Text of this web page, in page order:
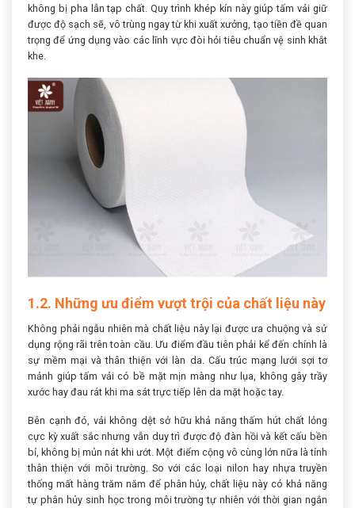
không bị pha lẫn tạp chất. Quy trình khép kín này giúp tấm vải giữ
được độ sạch sẽ, vô trùng ngay từ khi xuất xưởng, tạo tiền đề quan
trọng để ứng dụng vào các lĩnh vực đòi hỏi tiêu chuẩn vệ sinh khắt
khe.
1.2. Những ưu điểm vượt trội của chất liệu này
Không phải ngẫu nhiên mà chất liệu này lại được ưa chuộng và sử
dụng rộng rãi trên toàn cầu. Ưu điểm đầu tiên phải kể đến chính là
sự mềm mại và thân thiện với làn da. Cấu trúc mạng lưới sợi tơ
mảnh giúp tấm vải có bề mặt mịn màng như lụa, không gây trầy
xước hay đau rát khi ma sát trực tiếp lên da mặt hoặc tay.
Bên cạnh đó, vải không dệt sở hữu khả năng thấm hút chất lỏng
cực kỳ xuất sắc nhưng vẫn duy trì được độ đàn hồi và kết cấu bền
bỉ, không bị mủn nát khi ướt. Một điểm cộng vô cùng lớn nữa là tính
thân thiện với môi trường. So với các loại nilon hay nhựa truyền
thống mất hàng trăm năm để phân hủy, chất liệu này có khả năng
tự phân hủy sinh học trong môi trường tự nhiên với thời gian ngắn